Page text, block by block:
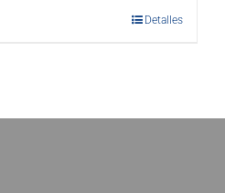
Detalles